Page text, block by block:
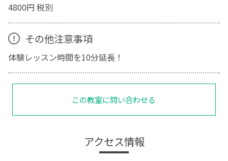
4800円 税別
その他注意事項
体験レッスン時間を10分延長！
この教室に問い合わせる
アクセス情報